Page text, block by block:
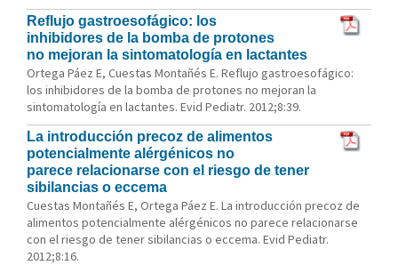
Reflujo gastroesofágico: los
inhibidores de la bomba de protones
no mejoran la sintomatología en lactantes
Ortega Páez E, Cuestas Montañés E. Reflujo gastroesofágico:
los inhibidores de la bomba de protones no mejoran la
sintomatología en lactantes. Evid Pediatr. 2012;8:39.
La introducción precoz de alimentos
potencialmente alérgénicos no
parece relacionarse con el riesgo de tener
sibilancias o eccema
Cuestas Montañés E, Ortega Páez E. La introducción precoz de
alimentos potencialmente alérgénicos no parece relacionarse
con el riesgo de tener sibilancias o eccema. Evid Pediatr.
2012;8:16.